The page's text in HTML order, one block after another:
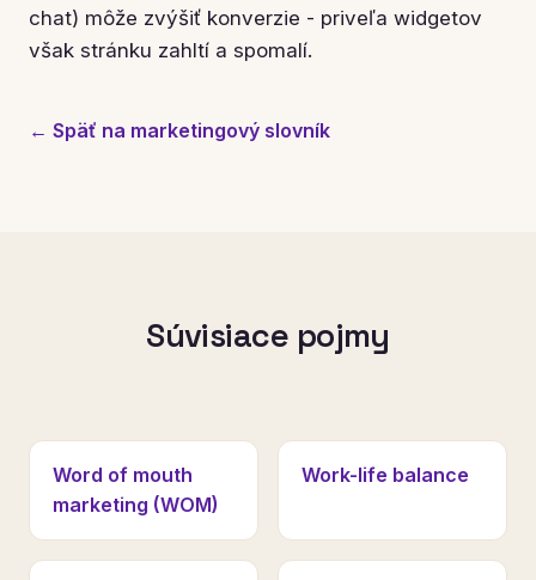
chat) môže zvýšiť konverzie - priveľa widgetov
však stránku zahltí a spomalí.
← Späť na marketingový slovník
Súvisiace pojmy
Word of mouth
marketing (WOM)
Work-life balance